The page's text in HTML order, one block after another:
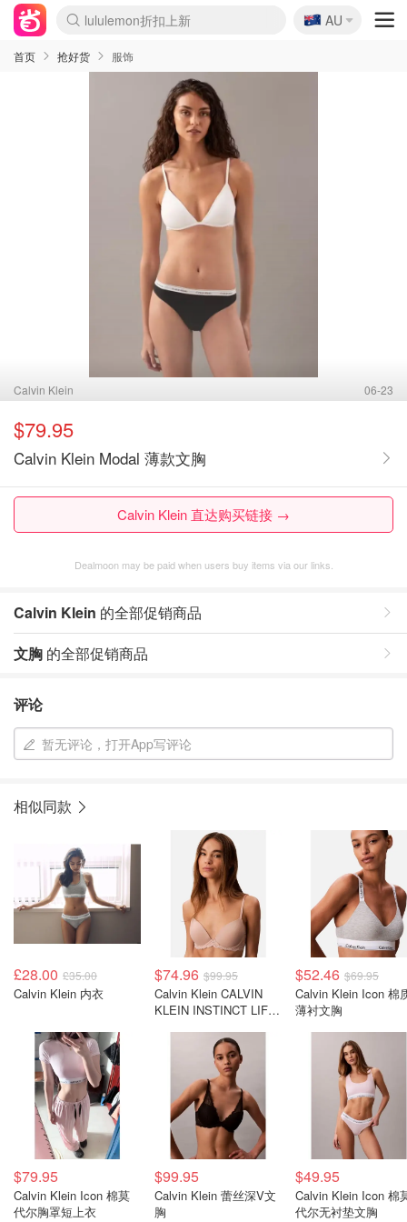
lululemon折扣上新
Sasa美妆护肤3.5折
SSENSE年中3折
FreshBeauty好价汇总
Cettire降价+叠9折
Farfetch折上8折
WWS Coles超市实拍
viagogo二手票捡漏
Myer清仓1折起
The Outnet奢牌1折起
David Jones 3折起
Flannels大牌1折
Perfumes Club护肤1折
AMIRO返校季6.2折
Oweek抽奖送Airpods
Amazon折扣汇总
eToro入金$200送$50
Amazon数码好物
ICONIC本周7.5折
ThedoubleF高奢地板价
Moose Knuckles 6折
丝芙兰5折起
EUFY官网3.7折起
Selenichast首饰2折
Trip机票酒店促销
YSL送5件彩妆礼
Amazon家居好物
BIGBANG巡演开票
David Jones时尚3折
Amazon美妆护肤
雅漾大喷$8
过敏原检测盒$33
伊索独家赠50ml沐浴露
科颜氏清仓3折
SEALIFE海洋馆门票6折
丝塔芙大白罐$16
订阅Newsletter送香薰
Cult Beauty 6.8折
Harrods圣诞日历2.3折
LN-CC奢牌私促3折
d'Alba空姐喷雾$16
EVE LOM套装逆天2折
Bernardelli独家4折
Adore Beauty 6折起
CT圣诞日历
Mytheresa奢品2.7折
Luxury Escapes 9折
Currentbody美容仪9折
卡诗9折+赠4件礼
MOON Garden Live
ALLSAINTS美衣3折
Roborock扫地机3.7折
Tingo Life水杯$24
Valentino官网5折
CR洗发护发6.3折
🇦🇺
AU
首页 抢好货 服饰
Calvin Klein 06-23
$79.95
Calvin Klein Modal 薄款文胸
Calvin Klein 直达购买链接 →
Dealmoon may be paid when users buy items via our links.
Calvin Klein 的全部促销商品
文胸 的全部促销商品
评论
暂无评论，打开App写评论
相似同款
£28.00 £35.00
Calvin Klein 内衣
$74.96 $99.95
Calvin Klein CALVIN
KLEIN INSTINCT LIFT
$52.46 $69.95
Calvin Klein Icon 棉质
薄衬文胸
$79.95
Calvin Klein Icon 棉莫
代尔胸罩短上衣
$99.95
Calvin Klein 蕾丝深V文
胸
$49.95
Calvin Klein Icon 棉
代尔无衬垫文胸